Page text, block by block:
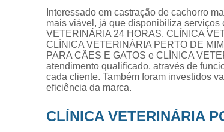
Interessado em castração de cachorro
mais viável, já que disponibiliza
VETERINÁRIA 24 HORAS, CLÍNICA
CLÍNICA VETERINÁRIA PERTO DE
PARA CÃES E GATOS e CLÍNICA
atendimento qualificado, através de
cada cliente. Também foram investidos
eficiência da marca.
CLÍNICA VETERINÁRIA